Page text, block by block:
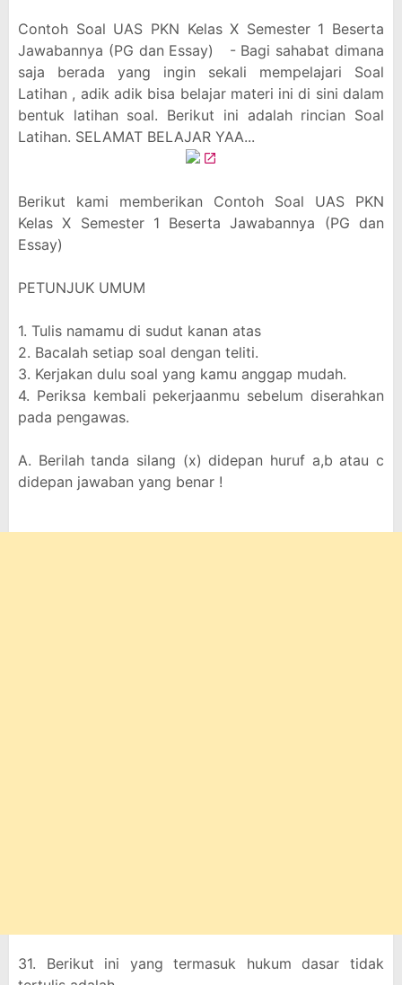
Contoh Soal UAS PKN Kelas X Semester 1 Beserta
Jawabannya (PG dan Essay) - Bagi sahabat dimana
saja berada yang ingin sekali mempelajari Soal
Latihan , adik adik bisa belajar materi ini di sini dalam
bentuk latihan soal. Berikut ini adalah rincian Soal
Latihan. SELAMAT BELAJAR YAA...
Berikut kami memberikan Contoh Soal UAS PKN
Kelas X Semester 1 Beserta Jawabannya (PG dan
Essay)
PETUNJUK UMUM
1. Tulis namamu di sudut kanan atas
2. Bacalah setiap soal dengan teliti.
3. Kerjakan dulu soal yang kamu anggap mudah.
4. Periksa kembali pekerjaanmu sebelum diserahkan
pada pengawas.
A. Berilah tanda silang (x) didepan huruf a,b atau c
didepan jawaban yang benar !
31. Berikut ini yang termasuk hukum dasar tidak